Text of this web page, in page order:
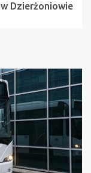
w Dzierżoniowie